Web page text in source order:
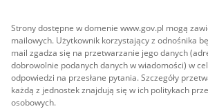
Strony dostępne w domenie www.gov.pl mogą
mailowych. Użytkownik korzystający z odnośnika
mail zgadza się na przetwarzanie jego danych
dobrowolnie podanych danych w wiadomości) w
odpowiedzi na przesłane pytania. Szczegóły
każdą z jednostek znajdują się w ich politykach
osobowych.